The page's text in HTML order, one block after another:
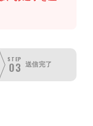
STEP
03 送信完了